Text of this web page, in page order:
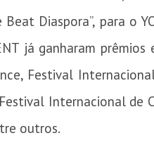
Diaspora”, para o
já ganharam
Festival
Internacional
outros.